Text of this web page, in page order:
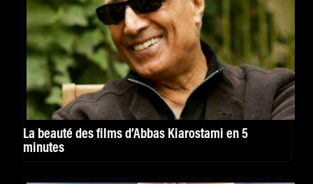
La beauté des films d’Abbas Kiarostami en 5
minutes